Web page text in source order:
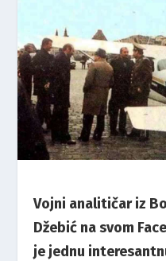
Vojni analitičar iz
Džebić na svom
je jednu